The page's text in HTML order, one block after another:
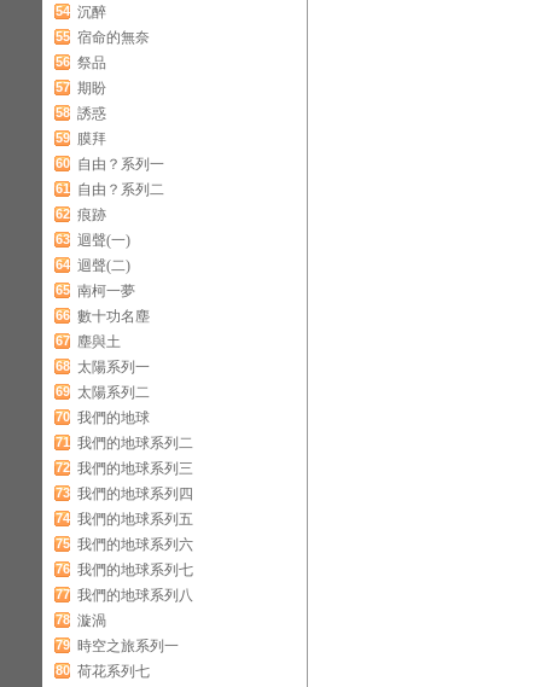
54 沉醉
55 宿命的無奈
56 祭品
57 期盼
58 誘惑
59 膜拜
60 自由？系列一
61 自由？系列二
62 痕跡
63 迴聲(一)
64 迴聲(二)
65 南柯一夢
66 數十功名塵
67 塵與土
68 太陽系列一
69 太陽系列二
70 我們的地球
71 我們的地球系列二
72 我們的地球系列三
73 我們的地球系列四
74 我們的地球系列五
75 我們的地球系列六
76 我們的地球系列七
77 我們的地球系列八
78 漩渦
79 時空之旅系列一
80 荷花系列七